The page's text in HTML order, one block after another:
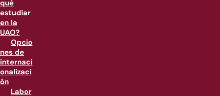
qué
estudiar
en la
UAO?
Opcio
nes de
internaci
onalizaci
ón
Labor